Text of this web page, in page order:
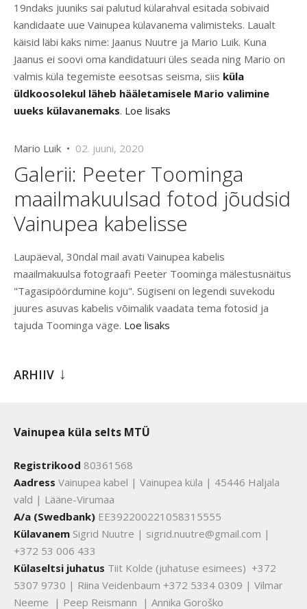
19ndaks juuniks sai palutud külarahval esitada sobivaid
kandidaate uue Vainupea külavanema valimisteks. Laualt
käisid läbi kaks nime: Jaanus Nuutre ja Mario Luik. Kuna
Jaanus ei soovi oma kandidatuuri üles seada ning Mario on
valmis küla tegemiste eesotsas seisma, siis küla
üldkoosolekul läheb hääletamisele Mario valimine
uueks külavanemaks. Loe lisaks
Mario Luik • 02. juuni, 2020
Galerii: Peeter Toominga
maailmakuulsad fotod jõudsid
Vainupea kabelisse
Laupäeval, 30ndal mail avati Vainupea kabelis
maailmakuulsa fotograafi Peeter Toominga mälestusnäitus
"Tagasipöördumine koju". Sügiseni on legendi suvekodu
juures asuvas kabelis võimalik vaadata tema fotosid ja
tajuda Toominga väge. Loe lisaks
ARHIIV
Vainupea küla selts MTÜ
Registrikood 80361568
Aadress Vainupea kabel | Vainupea küla | 45446 Haljala
vald | Lääne-Virumaa
A/a (Swedbank) EE392200221058315555
Külavanem Sigrid Nuutre | sigrid.nuutre@gmail.com |
+372 53 006 433
Külaseltsi juhatus Tiit Kolde (juhatuse esimees) +372
5307 9730 | Riina Veidenbaum +372 5334 0309 | Vilmar
Neeme | Peep Reismann | Annika Goroško